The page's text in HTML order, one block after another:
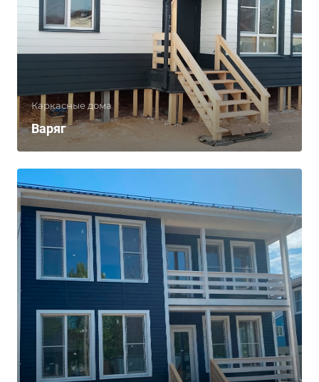
Каркасные дома
Варяг